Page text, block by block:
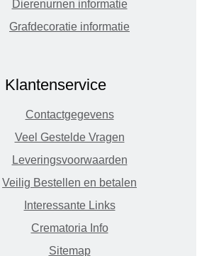
Dierenurnen informatie
Grafdecoratie informatie
Klantenservice
Contactgegevens
Veel Gestelde Vragen
Leveringsvoorwaarden
Veilig Bestellen en betalen
Interessante Links
Crematoria Info
Sitemap